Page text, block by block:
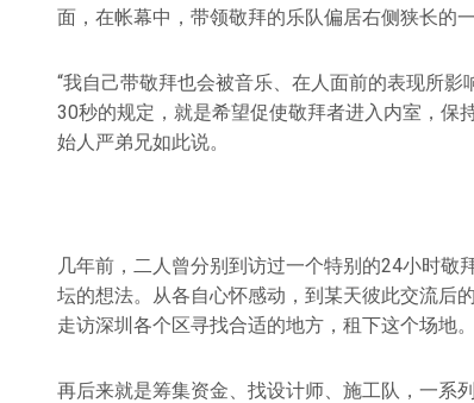
面，在帐幕中，带领敬拜的乐队偏居右侧狭长的
“我自己带敬拜也会被音乐、在人面前的表现所
30秒的规定，就是希望促使敬拜者进入内室，保
始人严弟兄如此说。
几年前，二人曾分别到访过一个特别的24小时敬
坛的想法。从各自心怀感动，到某天彼此交流后
走访深圳各个区寻找合适的地方，租下这个场地。
再后来就是筹集资金、找设计师、施工队，一系